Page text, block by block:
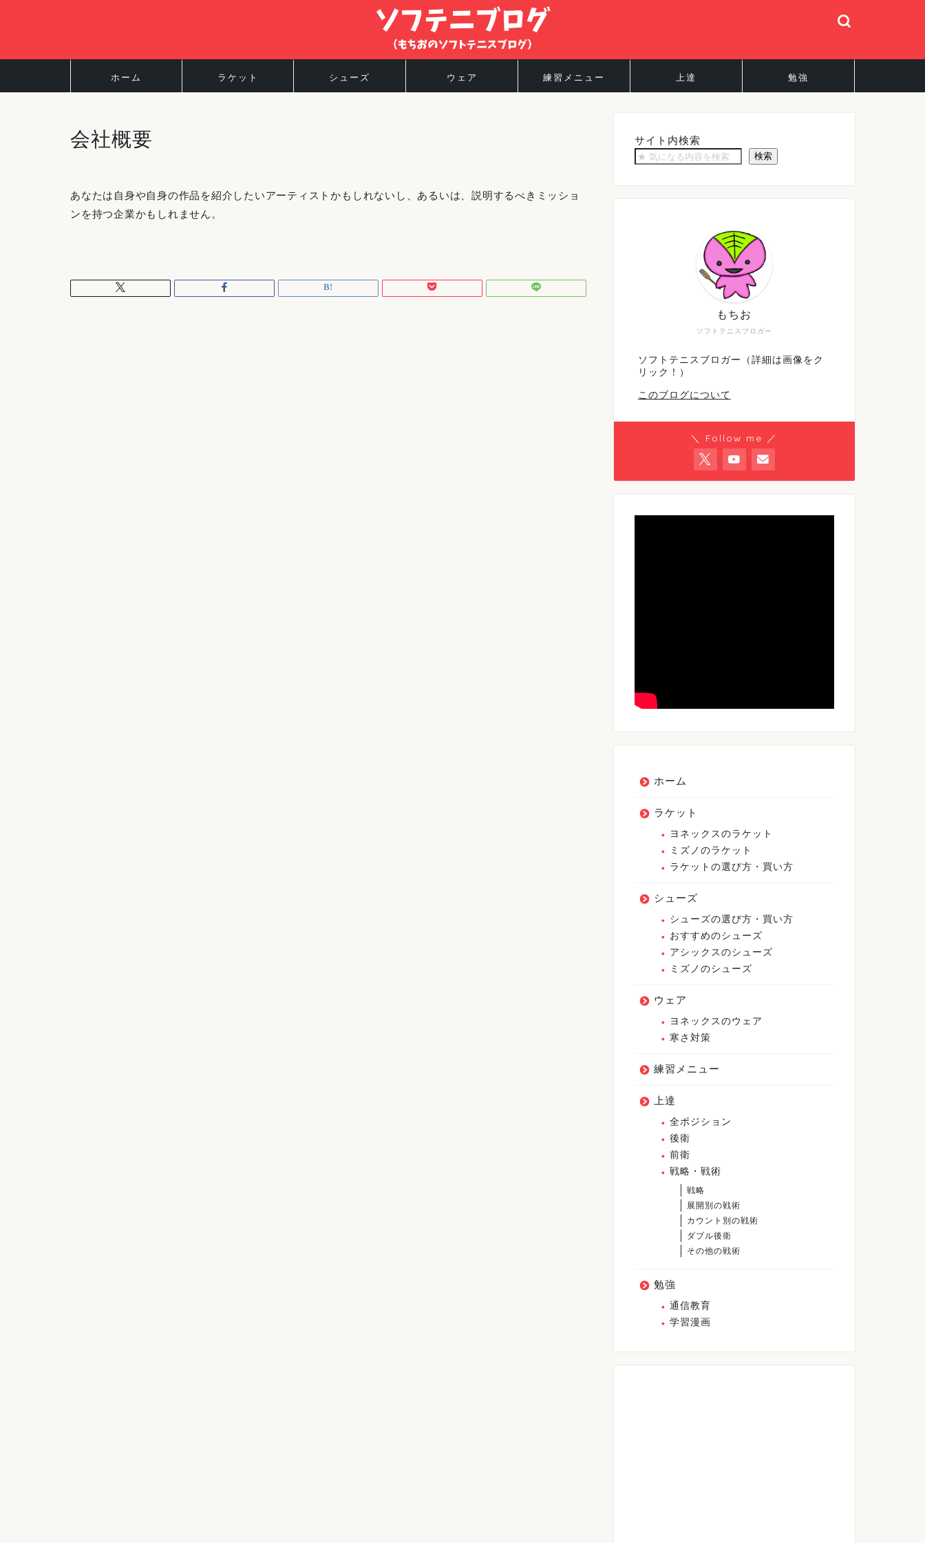
ホーム ラケット シューズ ウェア 練習メニュー 上達 勉強
会社概要
あなたは自身や自身の作品を紹介したいアーティストかもしれないし、あるいは、説明するべきミッショ
ンを持つ企業かもしれません。
サイト内検索
検索
ソフトテニスブロガー
もちお
ソフトテニスブロガー（詳細は画像をク
リック！）
このブログについて
＼ Follow me ／
ホーム
ラケット
ヨネックスのラケット
ミズノのラケット
ラケットの選び方・買い方
シューズ
シューズの選び方・買い方
おすすめのシューズ
アシックスのシューズ
ミズノのシューズ
ウェア
ヨネックスのウェア
寒さ対策
練習メニュー
上達
全ポジション
後衛
前衛
戦略・戦術
戦略
展開別の戦術
カウント別の戦術
ダブル後衛
その他の戦術
勉強
通信教育
学習漫画